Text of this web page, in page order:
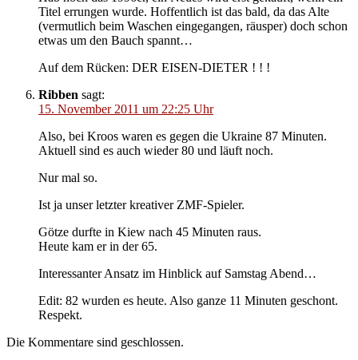
Titel errungen wurde. Hoffentlich ist das bald, da das Alte
(vermutlich beim Waschen eingegangen, räusper) doch schon
etwas um den Bauch spannt…
Auf dem Rücken: DER EISEN-DIETER ! ! !
Ribben sagt:
15. November 2011 um 22:25 Uhr
Also, bei Kroos waren es gegen die Ukraine 87 Minuten.
Aktuell sind es auch wieder 80 und läuft noch.
Nur mal so.
Ist ja unser letzter kreativer ZMF-Spieler.
Götze durfte in Kiew nach 45 Minuten raus.
Heute kam er in der 65.
Interessanter Ansatz im Hinblick auf Samstag Abend…
Edit: 82 wurden es heute. Also ganze 11 Minuten geschont.
Respekt.
Die Kommentare sind geschlossen.